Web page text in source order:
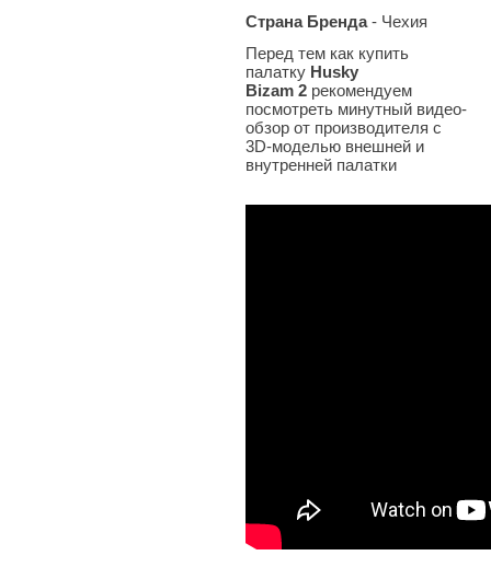
Страна Бренда- Чехия
Перед тем как купить
палатку Husky
Bizam 2 рекомендуем
посмотреть минутный видео-
обзор от производителя с
3D-моделью внешней и
внутренней палатки